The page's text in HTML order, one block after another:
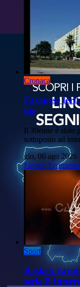
Cronaca
Fasanese
lite
Il 30enne è stato
sottoposto ad
gio, 06 ago 2026
Fasano Ferimento
Sport
Basket:
serie B